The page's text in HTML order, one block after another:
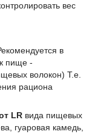
вес
в
к пище -
волокон) Т.е.
рациона
LR вида пищевых
гуаровая камедь,